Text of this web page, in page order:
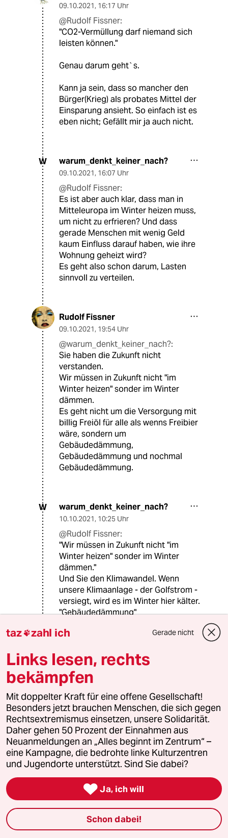
09.10.2021, 16:17 Uhr
@Rudolf Fissner:
"CO2-Vermüllung darf niemand sich
leisten können."
Genau darum geht`s.
Kann ja sein, dass so mancher den
Bürger(Krieg) als probates Mittel der
Einsparung ansieht. So einfach ist es
eben nicht; Gefällt mir ja auch nicht.
W warum_denkt_keiner_nach?
09.10.2021, 16:07 Uhr
@Rudolf Fissner:
Es ist aber auch klar, dass man in
Mitteleuropa im Winter heizen muss,
um nicht zu erfrieren? Und dass
gerade Menschen mit wenig Geld
kaum Einfluss darauf haben, wie ihre
Wohnung geheizt wird?
Es geht also schon darum, Lasten
sinnvoll zu verteilen.
Rudolf Fissner
09.10.2021, 19:54 Uhr
@warum_denkt_keiner_nach?:
Sie haben die Zukunft nicht
verstanden.
Wir müssen in Zukunft nicht "im
Winter heizen" sonder im Winter
dämmen.
Es geht nicht um die Versorgung mit
billig Freiöl für alle als wenns Freibier
wäre, sondern um
Gebäudedämmung,
Gebäudedämmung und nochmal
Gebäudedämmung.
W warum_denkt_keiner_nach?
10.10.2021, 10:25 Uhr
@Rudolf Fissner:
"Wir müssen in Zukunft nicht "im
Winter heizen" sonder im Winter
dämmen."
Und Sie den Klimawandel. Wenn
unsere Klimaanlage - der Golfstrom -
versiegt, wird es im Winter hier kälter.
"Gebäudedämmung"
lediglich dafür, dass weniger Energie
weniger heizen. Aber man kann nicht
darauf verzichten. (Grundlagen
Physik)
Außerdem haben arme Leute in der
Regel auf die Gebäudedämmung
genau so viel Einfluss wie auf die
Modernisierung ihrer Heizung.
Keinen.
Es bleibt dabei. Die Lasten müssen
sinnvoll verteilt werden.
PS: Freiöl? Wer fordert denn sowas?
Rudolf Fissner
11.10.2021,08:31 Uhr
taz zahl ich Gerade nicht
Links lesen, rechts
bekämpfen
Mit doppelter Kraft für eine offene Gesellschaft!
Besonders jetzt brauchen Menschen, die sich gegen
Rechtsextremismus einsetzen, unsere Solidarität.
Daher gehen 50 Prozent der Einnahmen aus
Neuanmeldungen an „Alles beginnt im Zentrum“ –
eine Kampagne, die bedrohte linke Kulturzentren
und Jugendorte unterstützt. Sind Sie dabei?
 Ja, ich will
Schon dabei!